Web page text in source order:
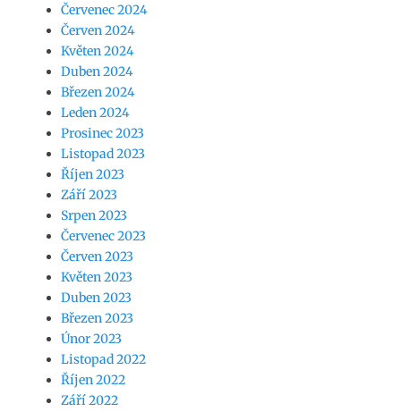
Červenec 2024
Červen 2024
Květen 2024
Duben 2024
Březen 2024
Leden 2024
Prosinec 2023
Listopad 2023
Říjen 2023
Září 2023
Srpen 2023
Červenec 2023
Červen 2023
Květen 2023
Duben 2023
Březen 2023
Únor 2023
Listopad 2022
Říjen 2022
Září 2022